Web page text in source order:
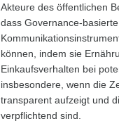
Akteure des öffentlichen
dass Governance-
können, indem sie
Einkaufsverhalten bei
insbesondere, wenn die
transparent aufzeigt und
verpflichtend sind.